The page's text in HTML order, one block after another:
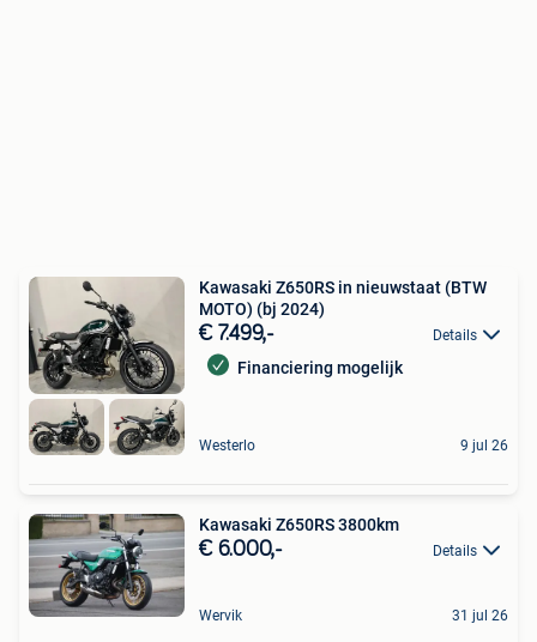
Kawasaki Z650RS in nieuwstaat (BTW
MOTO) (bj 2024)
€ 7.499,- Details
Financiering mogelijk
Westerlo 9 jul 26
Kawasaki Z650RS 3800km
€ 6.000,- Details
Wervik 31 jul 26